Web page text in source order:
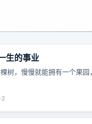
生的事业
树，慢慢就能拥有一个果园
2